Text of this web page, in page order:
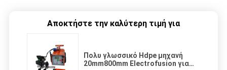
Αποκτήστε την καλύτερη τιμή για
Πολυ γλωσσικό Hdpe μηχανή
20mm800mm Electrofusion για